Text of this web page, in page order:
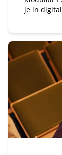
je in